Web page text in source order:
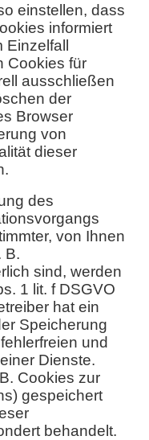
einstellen, dass
informiert
Einzelfall
Cookies für
ausschließen
der
Browser
von
dieser
des
von Ihnen
B.
sind, werden
1 lit. f DSGVO
hat ein
Speicherung
und
Dienste.
Cookies zur
gespeichert
behandelt.